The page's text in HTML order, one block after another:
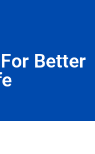
Better